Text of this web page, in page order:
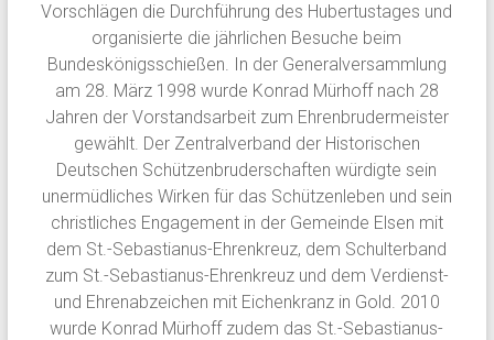
Vorschlägen die Durchführung des Hubertustages und
organisierte die jährlichen Besuche beim
Bundeskönigsschießen. In der Generalversammlung
am 28. März 1998 wurde Konrad Mürhoff nach 28
Jahren der Vorstandsarbeit zum Ehrenbrudermeister
gewählt. Der Zentralverband der Historischen
Deutschen Schützenbruderschaften würdigte sein
unermüdliches Wirken für das Schützenleben und sein
christliches Engagement in der Gemeinde Elsen mit
dem St.-Sebastianus-Ehrenkreuz, dem Schulterband
zum St.-Sebastianus-Ehrenkreuz und dem Verdienst-
und Ehrenabzeichen mit Eichenkranz in Gold. 2010
wurde Konrad Mürhoff zudem das St.-Sebastianus-